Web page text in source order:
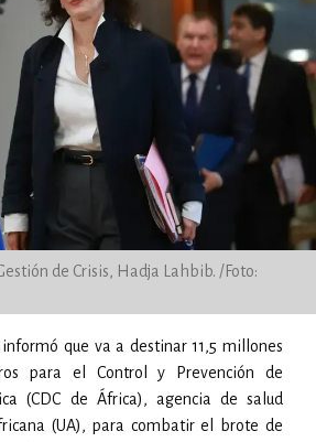
de Crisis, Hadja Lahbib. /Foto:
informó que va a destinar 11,5 millones
para el Control y Prevención de
(CDC de África), agencia de salud
(UA), para combatir el brote de